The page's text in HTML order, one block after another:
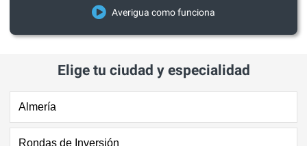
Averigua como funciona
Elige tu ciudad y especialidad